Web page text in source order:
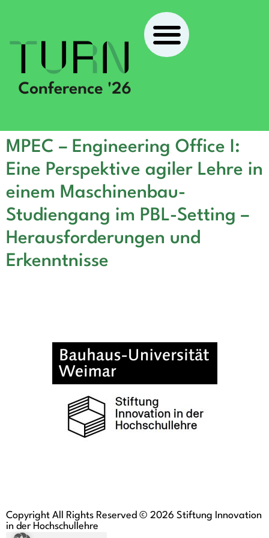
MPEC – Engineering Office I:
Eine Perspektive agiler Lehre in
einem Maschinenbau-
Studiengang im PBL-Setting –
Herausforderungen und
Erkenntnisse
Copyright All Rights Reserved © 2026 Stiftung Innovation
in der Hochschullehre